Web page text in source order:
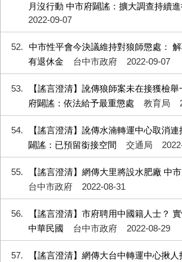
月沒行動 中市府闢謠：擴大調查持續
2022-09-07
52
中市性平會今決議維持對狼師懲處：
有退休金
台中市政府 2022-09-07
53
【謠言澄清】訛傳狼師案未在接獲檢
府闢謠：依法給予最重懲處
教育局
54
【謠言澄清】訛傳水湳轉運中心取消
闢謠：已預留銜接空間
交通局
55
【謠言澄清】網傳大里將設水肥廠 中
台中市政府
2022-08-31
56
【謠言澄清】市府聘用中國籍人士？
中華民國
台中市政府 2022-08-29
57
【謠言澄清】網傳大台中轉運中心揪人